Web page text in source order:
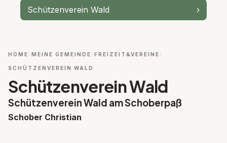
Schützenverein Wald ›
HOME MEINE GEMEINDE FREIZEIT&VEREINE
SCHÜTZENVEREIN WALD
Schützenverein Wald
Schützenverein Wald am Schoberpaß
Schober Christian